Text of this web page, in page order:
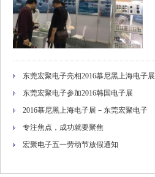
东莞宏聚电子亮相2016慕尼黑上海电子展
东莞宏聚电子参加2016韩国电子展
2016慕尼黑上海电子展－东莞宏聚电子
专注焦点，成功就要聚焦
宏聚电子五一劳动节放假通知